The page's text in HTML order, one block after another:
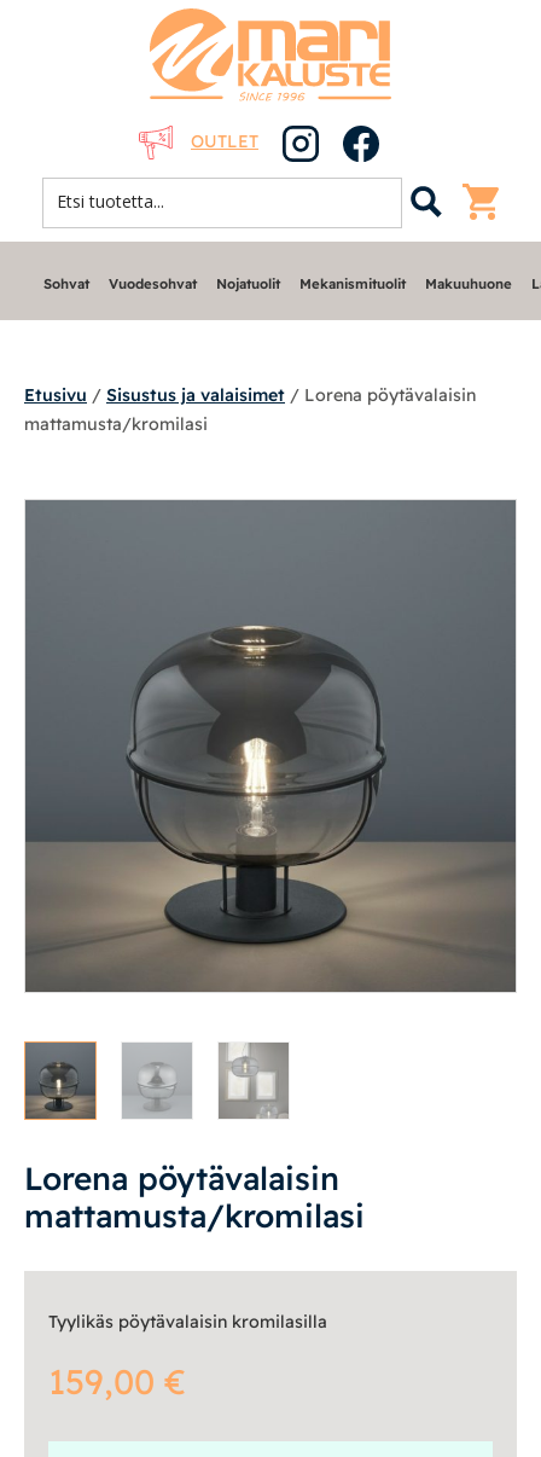
OUTLET
Makuuhuone
Pöydät ja tuolit
Säilytys
Työpöydät ja työtuolit
Matot
Ulkokalusteet
Valaisimet
Vuodesohvat
Senioreille
Oma tili|Yhteystiedot|Ostoskori
Sohvat Vuodesohvat Nojatuolit Mekanismituolit Makuuhuone
Etusivu / Sisustus ja valaisimet / Lorena pöytävalaisin
mattamusta/kromilasi
Lorena pöytävalaisin
mattamusta/kromilasi
Tyylikäs pöytävalaisin kromilasilla
159,00 €